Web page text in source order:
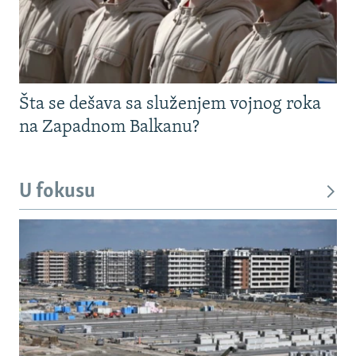
Šta se dešava sa služenjem vojnog roka
na Zapadnom Balkanu?
U fokusu